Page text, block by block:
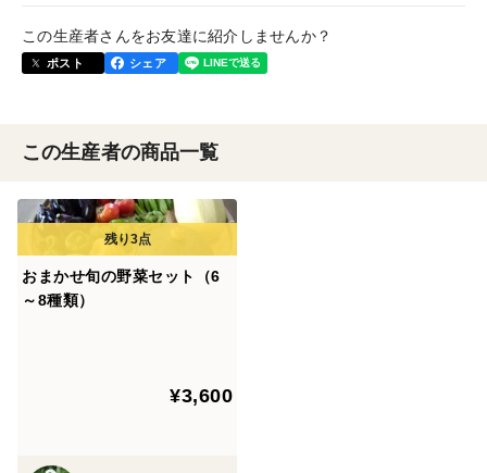
この生産者さんをお友達に紹介しませんか？
ポスト シェア
この生産者の商品一覧
おまかせ旬の野菜セット（6
～8種類）
¥3,600